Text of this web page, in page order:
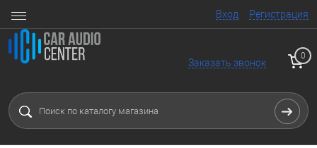
Вход Регистрация
Заказать звонок
0